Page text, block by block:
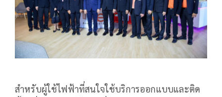
สำหรับผู้ใช้ไฟฟ้าที่สนใจใช้บริการออกแบบและติด